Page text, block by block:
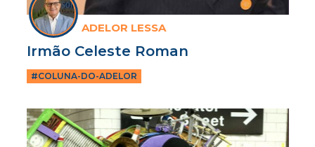
ADELOR LESSA
Irmão Celeste Roman
#COLUNA-DO-ADELOR